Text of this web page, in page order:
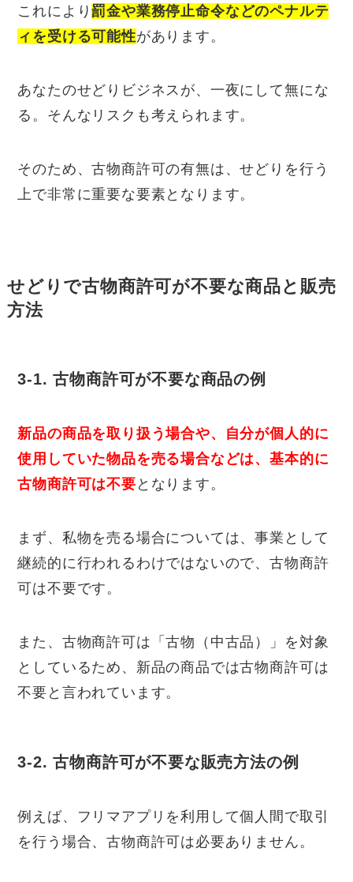
これにより罰金や業務停止命令などのペナルテ
ィを受ける可能性があります。
あなたのせどりビジネスが、一夜にして無にな
る。そんなリスクも考えられます。
そのため、古物商許可の有無は、せどりを行う
上で非常に重要な要素となります。
せどりで古物商許可が不要な商品と販売
⽅法
3-1. 古物商許可が不要な商品の例
新品の商品を取り扱う場合や、自分が個人的に
使用していた物品を売る場合などは、基本的に
古物商許可は不要 となります。
まず、私物を売る場合については、事業として
継続的に行われるわけではないので、古物商許
可は不要です。
また、古物商許可は「古物（中古品）」を対象
としているため、新品の商品では古物商許可は
不要と言われています。
3-2. 古物商許可が不要な販売方法の例
例えば、フリマアプリを利用して個人間で取引
を行う場合、古物商許可は必要ありません。